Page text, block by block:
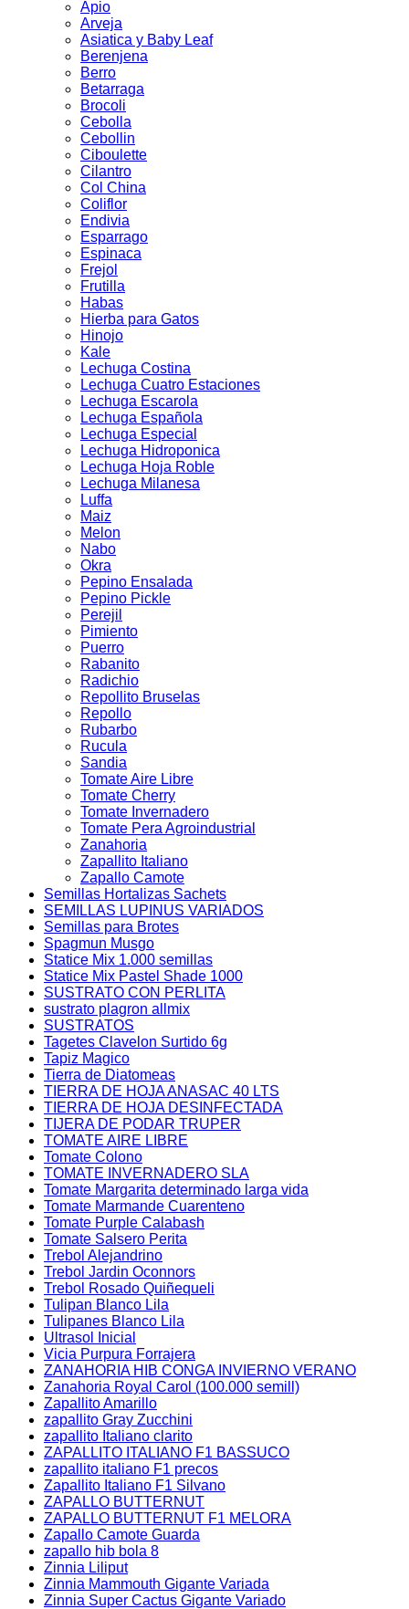
Apio
Arveja
Asiatica y Baby Leaf
Berenjena
Berro
Betarraga
Brocoli
Cebolla
Cebollin
Ciboulette
Cilantro
Col China
Coliflor
Endivia
Esparrago
Espinaca
Frejol
Frutilla
Habas
Hierba para Gatos
Hinojo
Kale
Lechuga Costina
Lechuga Cuatro Estaciones
Lechuga Escarola
Lechuga Española
Lechuga Especial
Lechuga Hidroponica
Lechuga Hoja Roble
Lechuga Milanesa
Luffa
Maiz
Melon
Nabo
Okra
Pepino Ensalada
Pepino Pickle
Perejil
Pimiento
Puerro
Rabanito
Radichio
Repollito Bruselas
Repollo
Rubarbo
Rucula
Sandia
Tomate Aire Libre
Tomate Cherry
Tomate Invernadero
Tomate Pera Agroindustrial
Zanahoria
Zapallito Italiano
Zapallo Camote
Semillas Hortalizas Sachets
SEMILLAS LUPINUS VARIADOS
Semillas para Brotes
Spagmun Musgo
Statice Mix 1.000 semillas
Statice Mix Pastel Shade 1000
SUSTRATO CON PERLITA
sustrato plagron allmix
SUSTRATOS
Tagetes Clavelon Surtido 6g
Tapiz Magico
Tierra de Diatomeas
TIERRA DE HOJA ANASAC 40 LTS
TIERRA DE HOJA DESINFECTADA
TIJERA DE PODAR TRUPER
TOMATE AIRE LIBRE
Tomate Colono
TOMATE INVERNADERO SLA
Tomate Margarita determinado larga vida
Tomate Marmande Cuarenteno
Tomate Purple Calabash
Tomate Salsero Perita
Trebol Alejandrino
Trebol Jardin Oconnors
Trebol Rosado Quiñequeli
Tulipan Blanco Lila
Tulipanes Blanco Lila
Ultrasol Inicial
Vicia Purpura Forrajera
ZANAHORIA HIB CONGA INVIERNO VERANO
Zanahoria Royal Carol (100.000 semill)
Zapallito Amarillo
zapallito Gray Zucchini
zapallito Italiano clarito
ZAPALLITO ITALIANO F1 BASSUCO
zapallito italiano F1 precos
Zapallito Italiano F1 Silvano
ZAPALLO BUTTERNUT
ZAPALLO BUTTERNUT F1 MELORA
Zapallo Camote Guarda
zapallo hib bola 8
Zinnia Liliput
Zinnia Mammouth Gigante Variada
Zinnia Super Cactus Gigante Variado